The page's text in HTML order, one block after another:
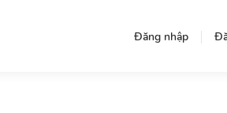
Đăng nhập